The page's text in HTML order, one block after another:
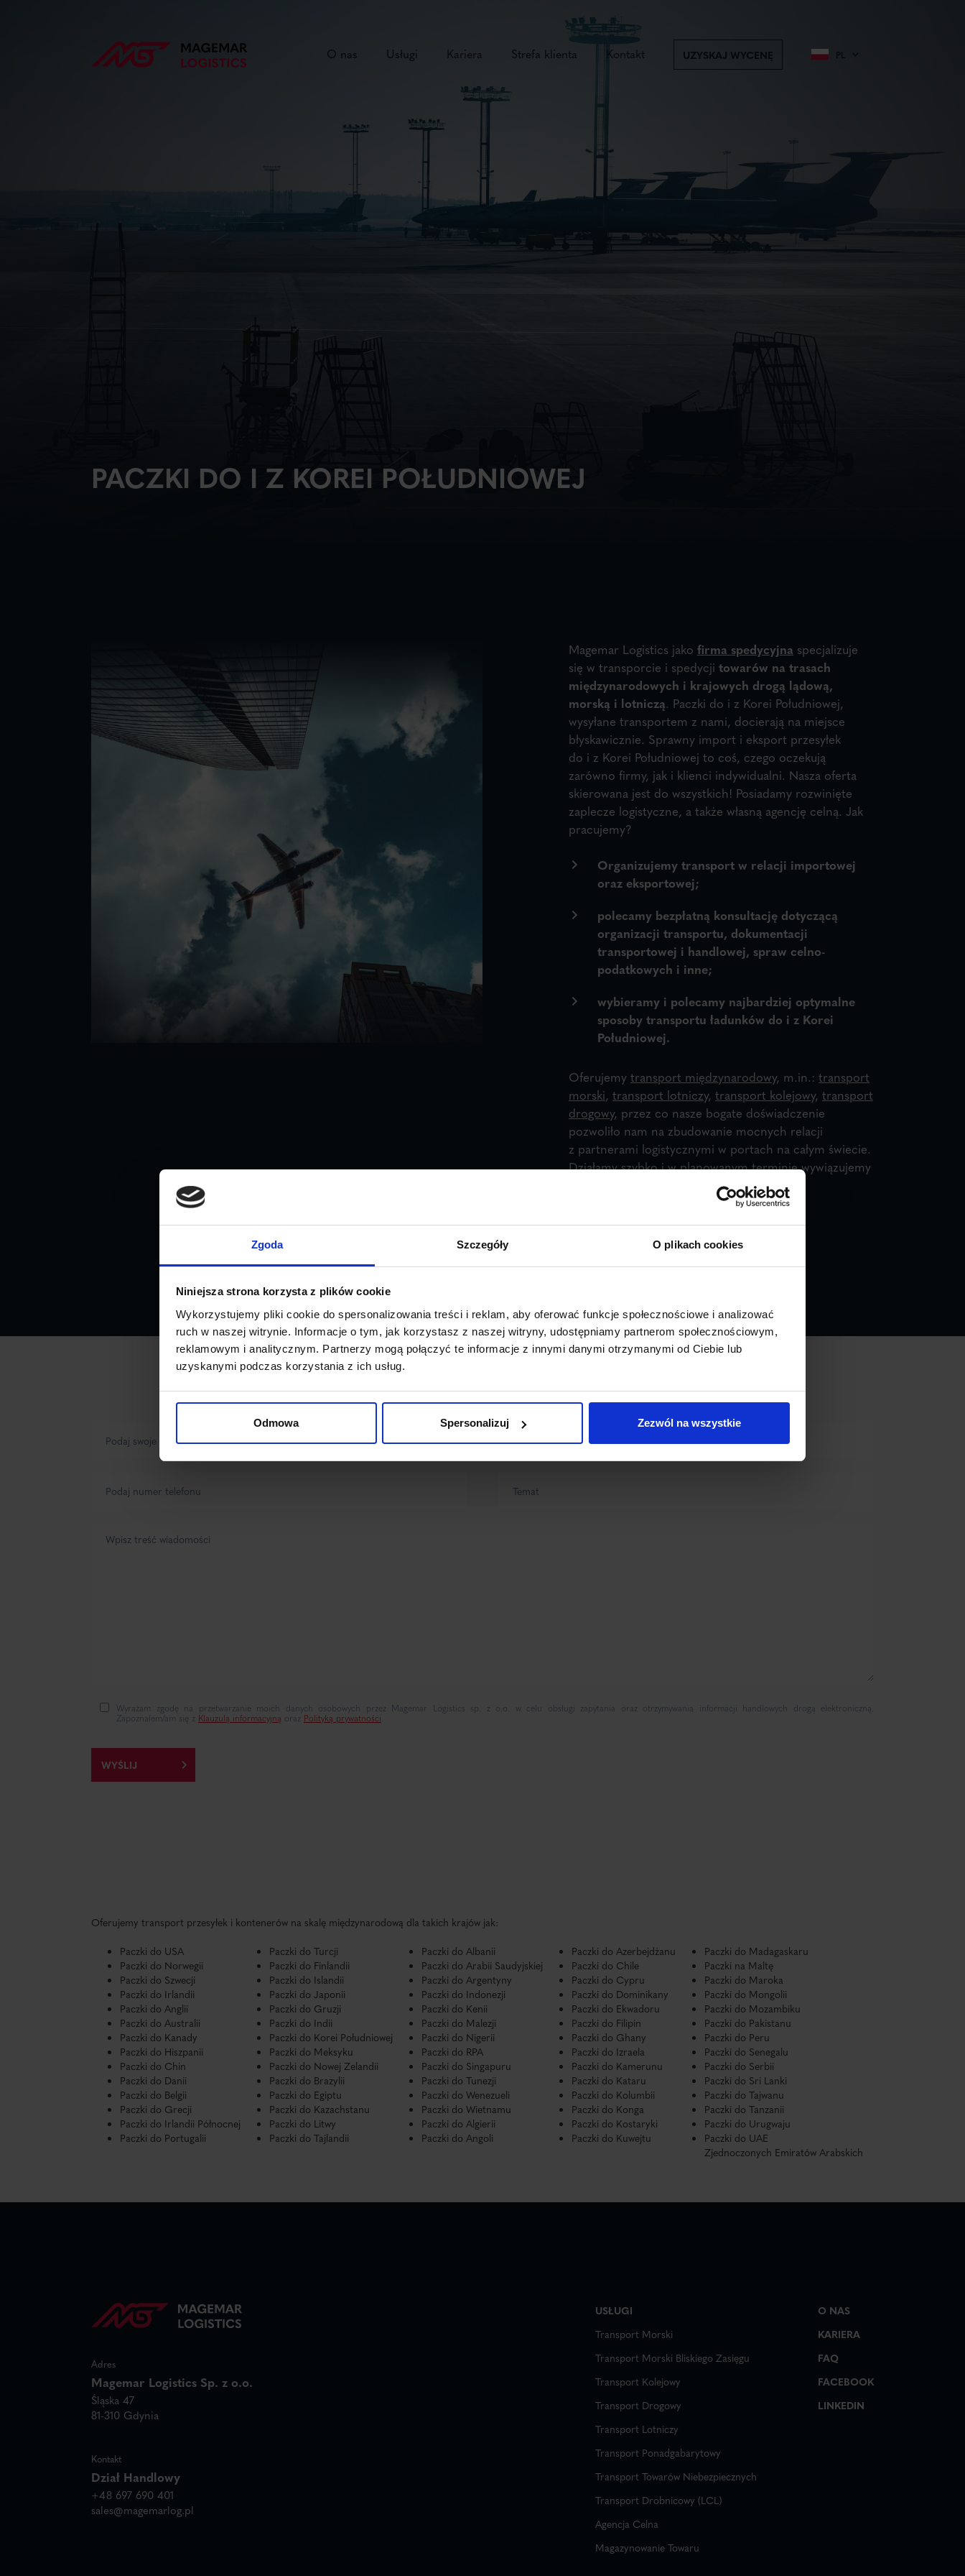
Zgoda Szczegóły O plikach cookies
Niniejsza strona korzysta z plików cookie
Wykorzystujemy pliki cookie do spersonalizowania treści i reklam, aby oferować funkcje społecznościowe i analizować
ruch w naszej witrynie. Informacje o tym, jak korzystasz z naszej witryny, udostępniamy partnerom społecznościowym,
reklamowym i analitycznym. Partnerzy mogą połączyć te informacje z innymi danymi otrzymanymi od Ciebie lub
uzyskanymi podczas korzystania z ich usług.
Odmowa Spersonalizuj Zezwól na wszystkie
O nas Usługi Kariera Strefa klienta Kontakt UZYSKAJ WYCENĘ
PACZKI DO I Z KOREI POŁUDNIOWEJ
Magemar Logistics jako firma spedycyjna specjalizuje
się w transporcie i spedycji towarów na trasach
międzynarodowych i krajowych drogą lądową,
morską i lotniczą. Paczki do i z Korei Południowej,
wysyłane transportem z nami, docierają na miejsce
błyskawicznie. Sprawny import i eksport przesyłek
do i z Korei Południowej to coś, czego oczekują
zarówno firmy, jak i klienci indywidualni. Nasza oferta
skierowana jest do wszystkich! Posiadamy rozwinięte
zaplecze logistyczne, a także własną agencję celną. Jak
pracujemy?
Organizujemy transport w relacji importowej
oraz eksportowej;
polecamy bezpłatną konsultację dotyczącą
organizacji transportu, dokumentacji
transportowej i handlowej, spraw celno-
podatkowych i inne;
wybieramy i polecamy najbardziej optymalne
sposoby transportu ładunków do i z Korei
Południowej.
Oferujemy transport międzynarodowy, m.in.: transport
morski, transport lotniczy, transport kolejowy, transport
drogowy, przez co nasze bogate doświadczenie
pozwoliło nam na zbudowanie mocnych relacji
z partnerami logistycznymi w portach na całym świecie.
Działamy szybko i w planowanym terminie wywiązujemy
się z postawionych przed nami zadań.
Wyrażam zgodę na przetwarzanie moich danych osobowych przez Magemar Logistics sp. z o.o. w celu obsługi zapytania oraz otrzymywania informacji handlowych drogą elektroniczną.
Zapoznałem/am się z Klauzulą informacyjną oraz Polityką prywatności.
Oferujemy transport przesyłek i kontenerów na skalę międzynarodową dla takich krajów jak:
Paczki do USA
Paczki do Norwegii
Paczki do Szwecji
Paczki do Irlandii
Paczki do Anglii
Paczki do Australii
Paczki do Kanady
Paczki do Hiszpanii
Paczki do Chin
Paczki do Danii
Paczki do Belgii
Paczki do Grecji
Paczki do Irlandii Północnej
Paczki do Portugalii
Paczki do Turcji
Paczki do Finlandii
Paczki do Islandii
Paczki do Japonii
Paczki do Gruzji
Paczki do Indii
Paczki do Korei Południowej
Paczki do Meksyku
Paczki do Nowej Zelandii
Paczki do Brazylii
Paczki do Egiptu
Paczki do Kazachstanu
Paczki do Litwy
Paczki do Tajlandii
Paczki do Albanii
Paczki do Arabii Saudyjskiej
Paczki do Argentyny
Paczki do Indonezji
Paczki do Kenii
Paczki do Malezji
Paczki do Nigerii
Paczki do RPA
Paczki do Singapuru
Paczki do Tunezji
Paczki do Wenezueli
Paczki do Wietnamu
Paczki do Algierii
Paczki do Angoli
Paczki do Azerbejdżanu
Paczki do Chile
Paczki do Cypru
Paczki do Dominikany
Paczki do Ekwadoru
Paczki do Filipin
Paczki do Ghany
Paczki do Izraela
Paczki do Kamerunu
Paczki do Kataru
Paczki do Kolumbii
Paczki do Konga
Paczki do Kostaryki
Paczki do Kuwejtu
Paczki do Madagaskaru
Paczki na Maltę
Paczki do Maroka
Paczki do Mongolii
Paczki do Mozambiku
Paczki do Pakistanu
Paczki do Peru
Paczki do Senegalu
Paczki do Serbii
Paczki do Sri Lanki
Paczki do Tajwanu
Paczki do Tanzanii
Paczki do Urugwaju
Paczki do UAE
Zjednoczonych Emiratów Arabskich
Adres
Magemar Logistics Sp. z o.o.
Śląska 47
81-310 Gdynia
Kontakt
Dział Handlowy
+48 697 690 401
sales@magemarlog.pl
USŁUGI
Transport Morski
Transport Morski Bliskiego Zasięgu
Transport Kolejowy
Transport Drogowy
Transport Lotniczy
Transport Ponadgabarytowy
Transport Towarów Niebezpiecznych
Transport Drobnicowy (LCL)
Agencja Celna
Magazynowanie Towaru
O NAS
KARIERA
FAQ
FACEBOOK
LINKEDIN